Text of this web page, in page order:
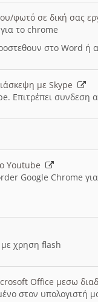
φωτό σε δική σας
το chrome
στο Word ή
με Skype
Επιτρέπει
Youtube
Google Chrome
με χρηση flash
Office μεσω
στον υπολογιστή